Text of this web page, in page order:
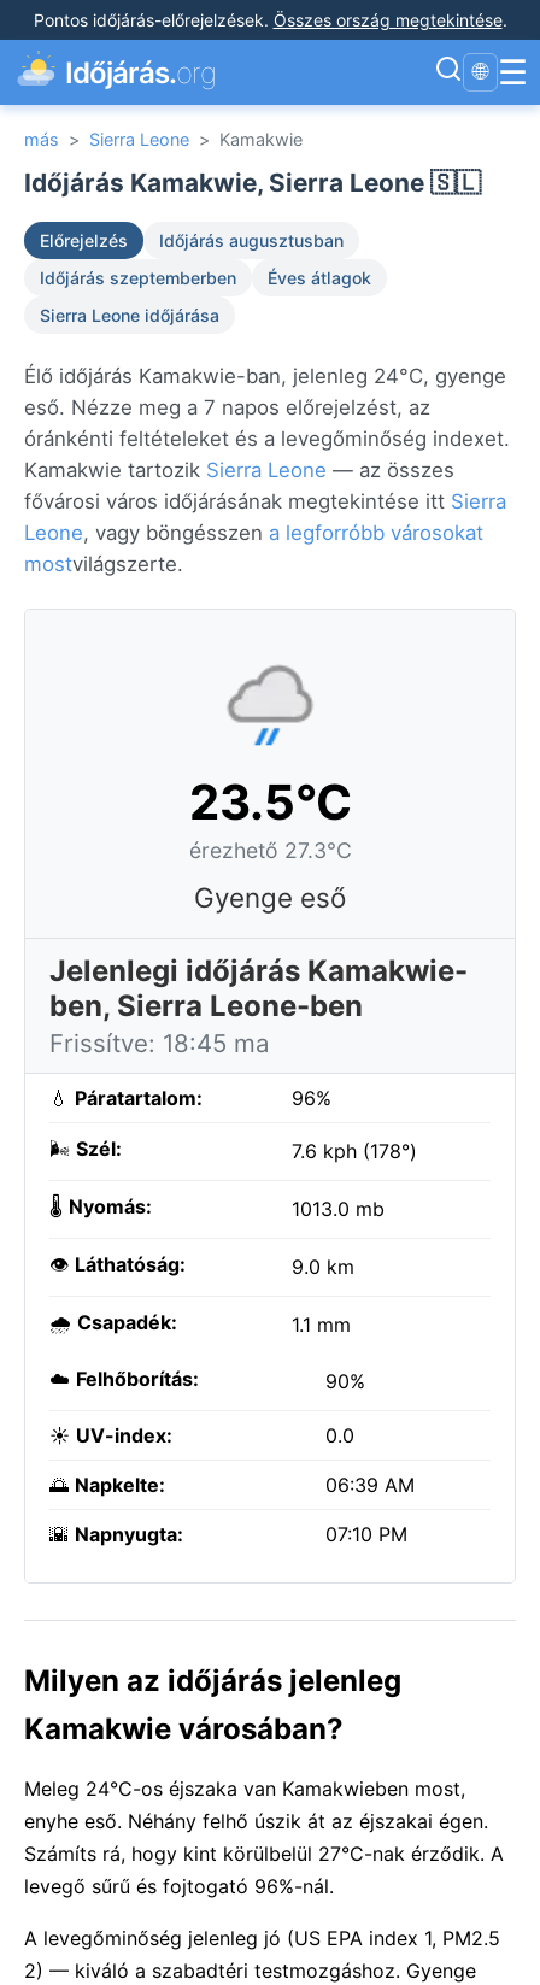
Pontos időjárás-előrejelzések. Összes ország megtekintése.
Időjárás.org 🌐 ☰
más > Sierra Leone > Kamakwie
Időjárás Kamakwie, Sierra Leone 🇸🇱
Előrejelzés
Időjárás augusztusban
Időjárás szeptemberben
Éves átlagok
Sierra Leone időjárása
Élő időjárás Kamakwie-ban, jelenleg 24°C, gyenge
eső. Nézze meg a 7 napos előrejelzést, az
óránkénti feltételeket és a levegőminőség indexet.
Kamakwie tartozik Sierra Leone — az összes
fővárosi város időjárásának megtekintése itt Sierra
Leone, vagy böngésszen a legforróbb városokat
mostvilágszerte.
23.5°C
érezhető 27.3°C
Gyenge eső
Jelenlegi időjárás Kamakwie-
ben, Sierra Leone-ben
Frissítve: 18:45 ma
💧 Páratartalom: 96%
🌬️ Szél: 7.6 kph (178°)
🌡️ Nyomás: 1013.0 mb
👁️ Láthatóság: 9.0 km
🌧️ Csapadék: 1.1 mm
☁️ Felhőborítás: 90%
☀️ UV-index: 0.0
🌅 Napkelte: 06:39 AM
🌇 Napnyugta: 07:10 PM
Milyen az időjárás jelenleg
Kamakwie városában?
Meleg 24°C-os éjszaka van Kamakwieben most,
enyhe eső. Néhány felhő úszik át az éjszakai égen.
Számíts rá, hogy kint körülbelül 27°C-nak érződik. A
levegő sűrű és fojtogató 96%-nál.
A levegőminőség jelenleg jó (US EPA index 1, PM2.5
2) — kiváló a szabadtéri testmozgáshoz. Gyenge